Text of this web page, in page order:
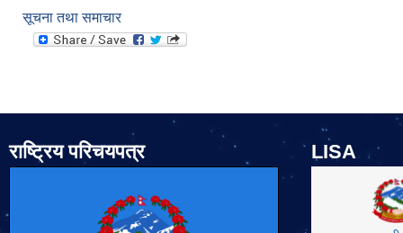
सूचना तथा समाचार
राष्ट्रिय परिचयपत्र LISA